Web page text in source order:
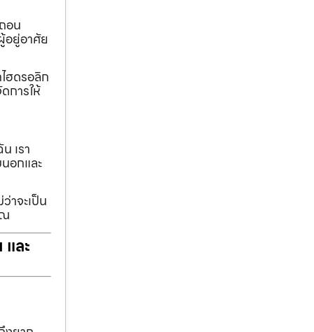
อน
อยู่อาศัย
ฮดรอลิก
การให้
เรา
อกและ
าจะเป็น
ละ